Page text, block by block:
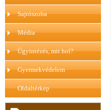
Sajtószoba
Média
Ügyintézés, mit hol?
Gyermekvédelem
Oldaltérkép